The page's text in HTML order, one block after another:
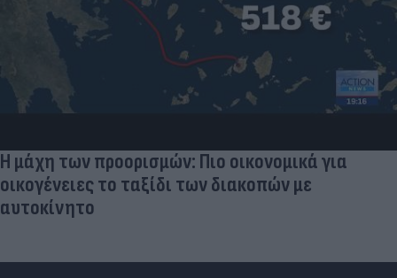
Η μάχη των προορισμών: Πιο οικονομικά για
οικογένειες το ταξίδι των διακοπών με
αυτοκίνητο